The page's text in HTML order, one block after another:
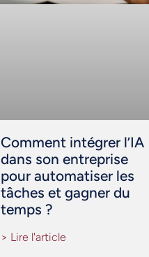
Comment intégrer l’IA
dans son entreprise
pour automatiser les
tâches et gagner du
temps ?
> Lire l'article